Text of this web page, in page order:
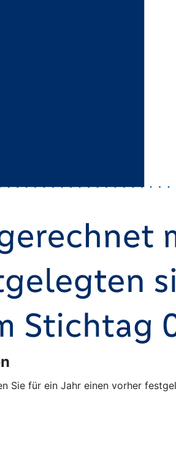
Sie für ein Jahr einen vorher